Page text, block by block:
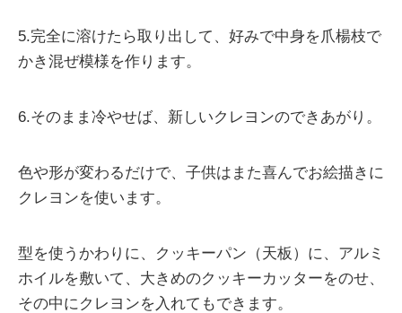
5.完全に溶けたら取り出して、好みで中身を爪楊枝で
かき混ぜ模様を作ります。
6.そのまま冷やせば、新しいクレヨンのできあがり。
色や形が変わるだけで、子供はまた喜んでお絵描きに
クレヨンを使います。
型を使うかわりに、クッキーパン（天板）に、アルミ
ホイルを敷いて、大きめのクッキーカッターをのせ、
その中にクレヨンを入れてもできます。